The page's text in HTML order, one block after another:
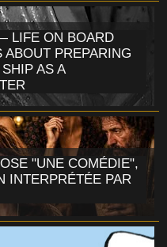
LIFE ON BOARD
PREPARING
AS A
"UNE COMÉDIE",
INTERPRÉTÉE PAR